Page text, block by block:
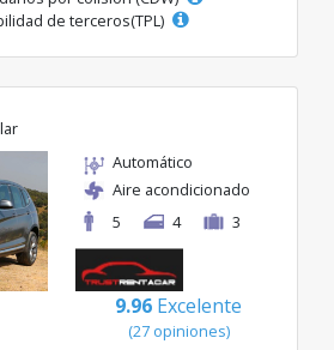
de terceros(TPL)
Automático
Aire acondicionado
5
4 3
9.96 Excelente
(27 opiniones)